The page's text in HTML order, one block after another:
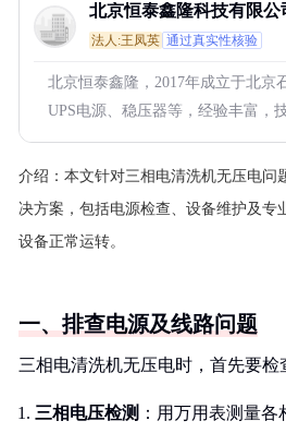
北京恒泰鑫隆科技有限公
法人:王凤英 通过真实性核验
北京恒泰鑫隆，2017年成立于北京
UPS电源、稳压器等，经验丰富，
介绍： 本文针对三相电清洗机无压电问
决方案，包括电源检查、设备维护及专
设备正常运转。
一、排查电源及线路问题
三相电清洗机无压电时，首先要检
三相电压检测 ：用万用表测量